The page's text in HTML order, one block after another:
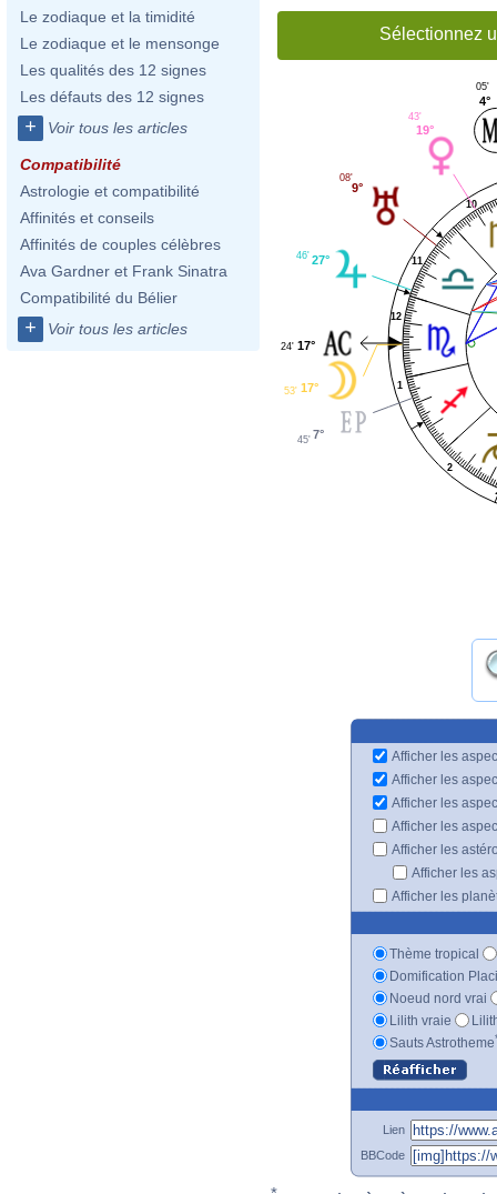
Le zodiaque et la timidité
Le zodiaque et le mensonge
Les qualités des 12 signes
Les défauts des 12 signes
+ Voir tous les articles
Compatibilité
Astrologie et compatibilité
Affinités et conseils
Affinités de couples célèbres
Ava Gardner et Frank Sinatra
Compatibilité du Bélier
+ Voir tous les articles
Sélectionnez
1
2
10
11
12
4°
05'
19°
43'
9°
08'
27°
46'
17°
24'
17°
53'
7°
45'
Afficher les
Afficher les
Afficher les
Afficher les
Afficher les
Afficher les
Afficher les
Thème tropical
Domification
Noeud nord vrai
Lilith vraie
Sauts Astrotheme
Lien
BBCode